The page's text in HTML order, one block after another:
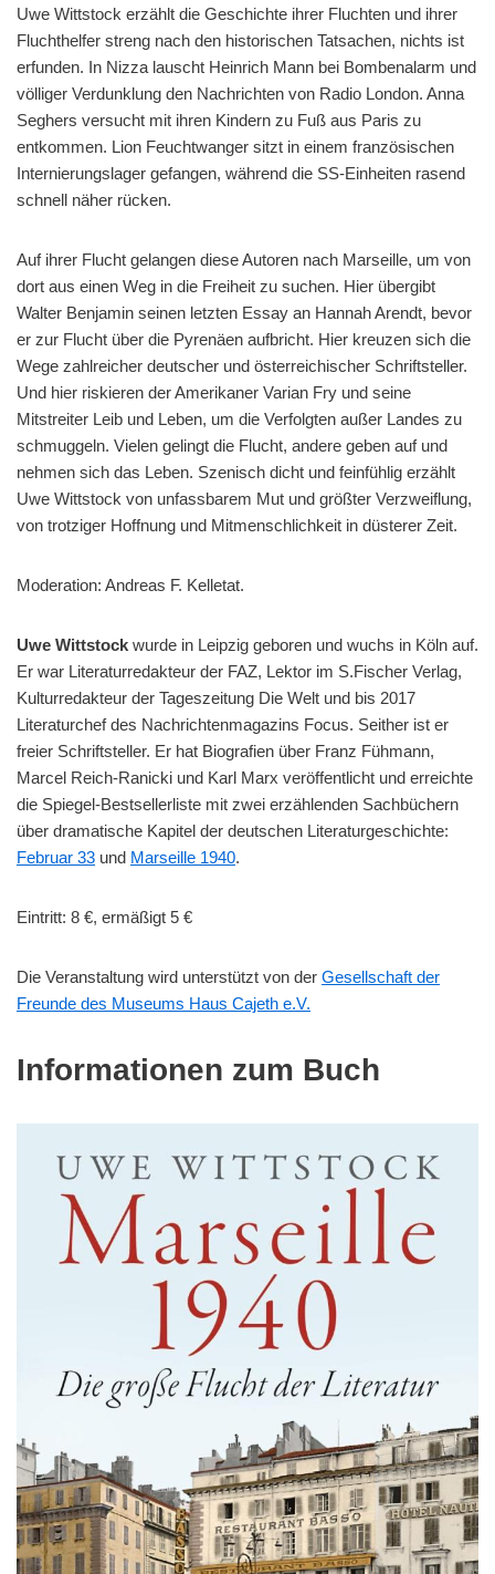
Uwe Wittstock erzählt die Geschichte ihrer Fluchten und ihrer
Fluchthelfer streng nach den historischen Tatsachen, nichts ist
erfunden. In Nizza lauscht Heinrich Mann bei Bombenalarm und
völliger Verdunklung den Nachrichten von Radio London. Anna
Seghers versucht mit ihren Kindern zu Fuß aus Paris zu
entkommen. Lion Feuchtwanger sitzt in einem französischen
Internierungslager gefangen, während die SS-Einheiten rasend
schnell näher rücken.
Auf ihrer Flucht gelangen diese Autoren nach Marseille, um von
dort aus einen Weg in die Freiheit zu suchen. Hier übergibt
Walter Benjamin seinen letzten Essay an Hannah Arendt, bevor
er zur Flucht über die Pyrenäen aufbricht. Hier kreuzen sich die
Wege zahlreicher deutscher und österreichischer Schriftsteller.
Und hier riskieren der Amerikaner Varian Fry und seine
Mitstreiter Leib und Leben, um die Verfolgten außer Landes zu
schmuggeln. Vielen gelingt die Flucht, andere geben auf und
nehmen sich das Leben. Szenisch dicht und feinfühlig erzählt
Uwe Wittstock von unfassbarem Mut und größter Verzweiflung,
von trotziger Hoffnung und Mitmenschlichkeit in düsterer Zeit.
Moderation: Andreas F. Kelletat.
Uwe Wittstock wurde in Leipzig geboren und wuchs in Köln auf.
Er war Literaturredakteur der FAZ, Lektor im S.Fischer Verlag,
Kulturredakteur der Tageszeitung Die Welt und bis 2017
Literaturchef des Nachrichtenmagazins Focus. Seither ist er
freier Schriftsteller. Er hat Biografien über Franz Fühmann,
Marcel Reich-Ranicki und Karl Marx veröffentlicht und erreichte
die Spiegel-Bestsellerliste mit zwei erzählenden Sachbüchern
über dramatische Kapitel der deutschen Literaturgeschichte:
Februar 33 und Marseille 1940.
Eintritt: 8 €, ermäßigt 5 €
Die Veranstaltung wird unterstützt von der Gesellschaft der
Freunde des Museums Haus Cajeth e.V.
Informationen zum Buch